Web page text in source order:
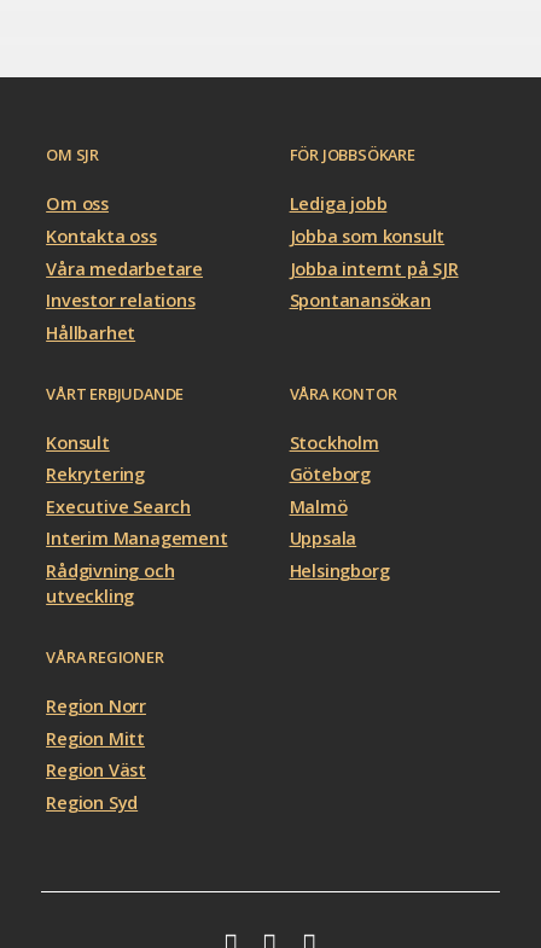
OM SJR
Om oss
Kontakta oss
Våra medarbetare
Investor relations
Hållbarhet
FÖR JOBBSÖKARE
Lediga jobb
Jobba som konsult
Jobba internt på SJR
Spontanansökan
VÅRT ERBJUDANDE
Konsult
Rekrytering
Executive Search
Interim Management
Rådgivning och
utveckling
VÅRA KONTOR
Stockholm
Göteborg
Malmö
Uppsala
Helsingborg
VÅRA REGIONER
Region Norr
Region Mitt
Region Väst
Region Syd